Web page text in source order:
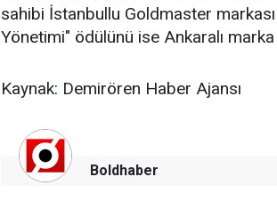
sahibi İstanbullu Goldmaster
Yönetimi" ödülünü ise Ankaralı marka
Kaynak: Demirören Haber Ajansı
Boldhaber